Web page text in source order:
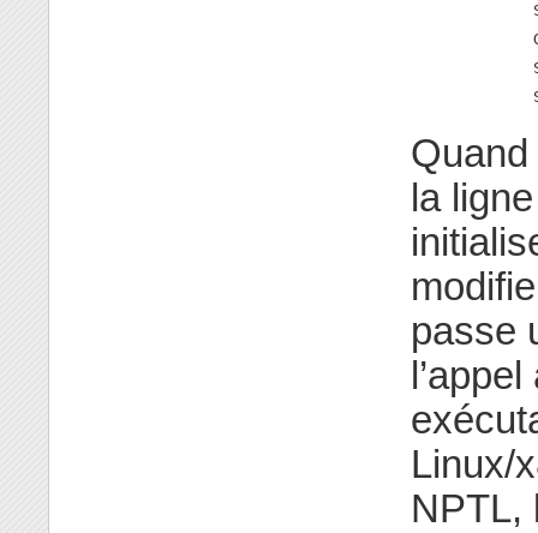
la
passe
Linux/
NPTL,